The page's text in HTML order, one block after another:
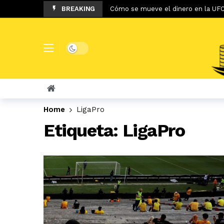
BREAKING Cómo se mueve el dinero en la UFC
Cuáles son los principales
El impresionante presupuesto del
¿Cuánto dinero ha ganado el
Clásico del Astillero: ¡Barcelona
Los ingresos y pérdidas del
El británico más caro en la historia
Dark mode
Home LigaPro
Etiqueta: LigaPro